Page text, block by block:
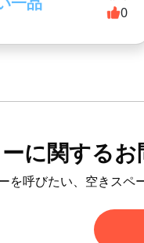
0
に関する
を呼びたい、空きス